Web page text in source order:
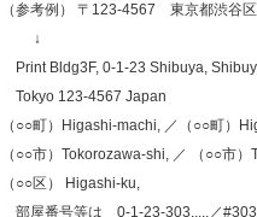
（参考例） 〒123-4567 東京都渋谷
↓
Print Bldg3F, 0-1-23 Shibuya,
Tokyo 123-4567 Japan
（○○町）Higashi-machi, ／（○○町）
（○○市）Tokorozawa-shi, ／ （○○市
（○○区） Higashi-ku,
部屋番号等は 0-1-23-303.....／